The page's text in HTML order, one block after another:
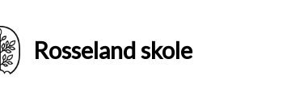
Rosseland skole